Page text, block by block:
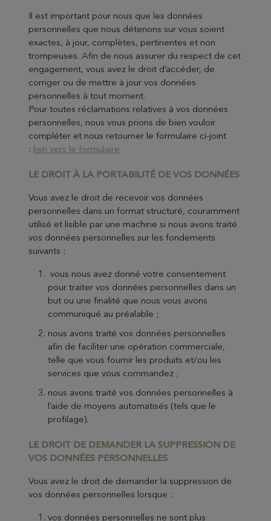
Il est important pour nous que les données
personnelles que nous détenons sur vous soient
exactes, à jour, complètes, pertinentes et non
trompeuses. Afin de nous assurer du respect de cet
engagement, vous avez le droit d’accéder, de
corriger ou de mettre à jour vos données
personnelles à tout moment.
Pour toutes réclamations relatives à vos données
personnelles, nous vous prions de bien vouloir
compléter et nous retourner le formulaire ci-joint
: lien vers le formulaire
LE DROIT À LA PORTABILITÉ DE VOS DONNÉES
Vous avez le droit de recevoir vos données
personnelles dans un format structuré, couramment
utilisé et lisible par une machine si nous avons traité
vos données personnelles sur les fondements
suivants :
vous nous avez donné votre consentement
pour traiter vos données personnelles dans un
but ou une finalité que nous vous avons
communiqué au préalable ;
nous avons traité vos données personnelles
afin de faciliter une opération commerciale,
telle que vous fournir les produits et/ou les
services que vous commandez ;
nous avons traité vos données personnelles à
l’aide de moyens automatisés (tels que le
profilage).
LE DROIT DE DEMANDER LA SUPPRESSION DE
VOS DONNÉES PERSONNELLES
Vous avez le droit de demander la suppression de
vos données personnelles lorsque :
vos données personnelles ne sont plus